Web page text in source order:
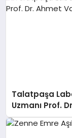
Talatpaşa
Uzmanı Prof.